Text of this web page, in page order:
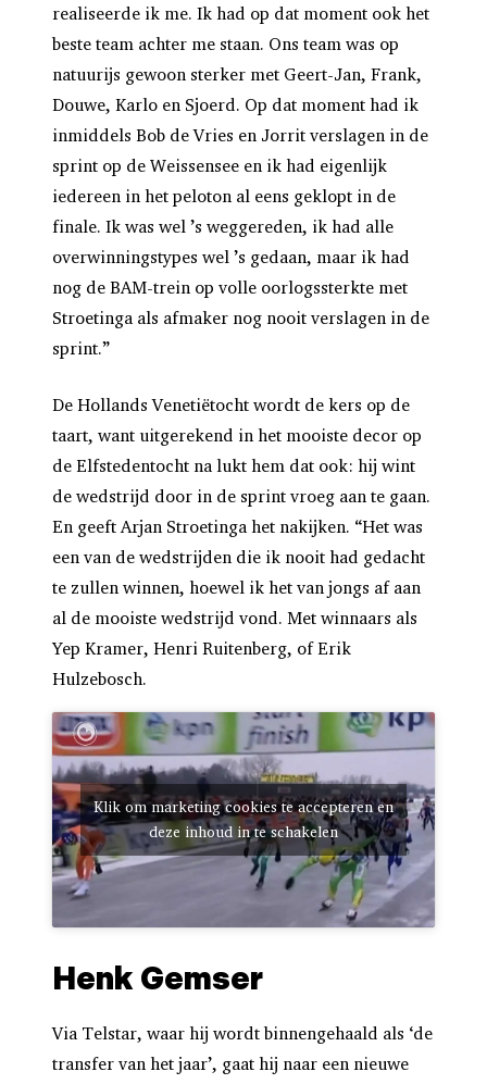
realiseerde ik me. Ik had op dat moment ook het
beste team achter me staan. Ons team was op
natuurijs gewoon sterker met Geert-Jan, Frank,
Douwe, Karlo en Sjoerd. Op dat moment had ik
inmiddels Bob de Vries en Jorrit verslagen in de
sprint op de Weissensee en ik had eigenlijk
iedereen in het peloton al eens geklopt in de
finale. Ik was wel ’s weggereden, ik had alle
overwinningstypes wel ’s gedaan, maar ik had
nog de BAM-trein op volle oorlogssterkte met
Stroetinga als afmaker nog nooit verslagen in de
sprint.”
De Hollands Venetiëtocht wordt de kers op de
taart, want uitgerekend in het mooiste decor op
de Elfstedentocht na lukt hem dat ook: hij wint
de wedstrijd door in de sprint vroeg aan te gaan.
En geeft Arjan Stroetinga het nakijken. “Het was
een van de wedstrijden die ik nooit had gedacht
te zullen winnen, hoewel ik het van jongs af aan
al de mooiste wedstrijd vond. Met winnaars als
Yep Kramer, Henri Ruitenberg, of Erik
Hulzebosch.
Klik om marketing cookies te accepteren en
deze inhoud in te schakelen
Henk Gemser
Via Telstar, waar hij wordt binnengehaald als ‘de
transfer van het jaar’, gaat hij naar een nieuwe